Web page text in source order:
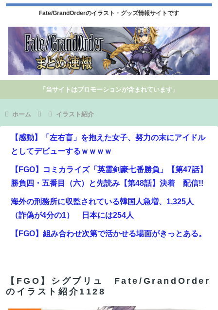
Fate/GrandOrderのイラスト・グッズ情報サイトです
「当サイトはプロモーションが含まれています」
ホーム イラスト紹介
【感動】「左右盲」を抱えた女子、努力の末にアイドル
としてデビューするｗｗｗｗ
【FGO】コミカライズ「英霊剣豪七番勝負」【第47話】
勝負四・五番目（六）と先読み【第48話】決着 配信!!
海外の刑務所に収監されている韓国人急増、1,325人
（詐偽が4分の1） 日本には254人
【FGO】組み合わせ次第で活かせる場面がきっとある。
【FGO】ゲーム部分はガッツリ弄って欲しい。でも新し
いの作って挑戦するの難しいかも
【FGO】シグブリュ Fate/GrandOrder
のイラスト紹介1128